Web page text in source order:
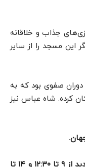
جذاب و خلاقانه
این مسجد را از سایر
دوران صفوی بود که به
کرده. شاه عباس نیز
ساعت بازدید: در نیمه اول سال ساعت بازدید از ۹ تا ۱۲:۳۰ و ۱۴ تا